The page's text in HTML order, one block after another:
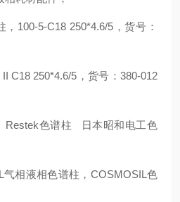
100-5-C18 250*4.6/5，货号：
C18 250*4.6/5，货号：380-012
Restek色谱柱 日本昭和电工色
气相液相色谱柱，COSMOSIL色